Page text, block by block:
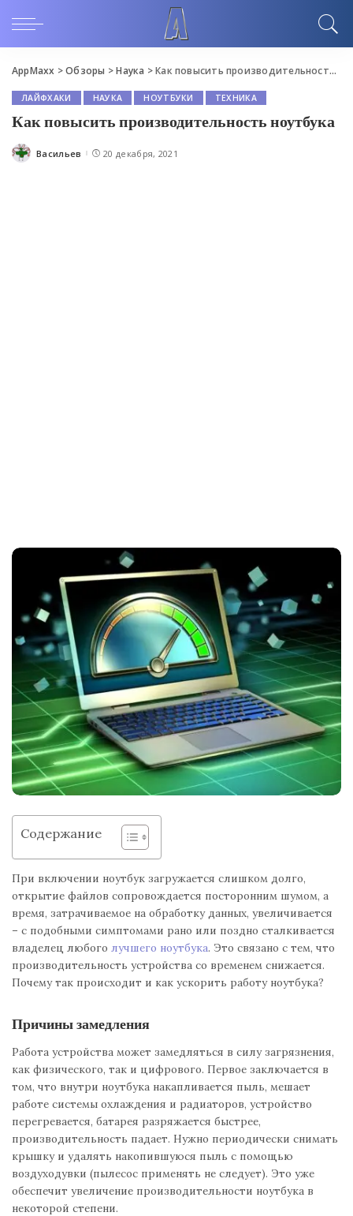
AppMaxx >Обзоры >Наука >Как повысить производительность ноутбука
ЛАЙФХАКИ НАУКА НОУТБУКИ ТЕХНИКА
Как повысить производительность ноутбука
Posted
Васильев 20 декабря, 2021
Содержание
При включении ноутбук загружается слишком долго,
открытие файлов сопровождается посторонним шумом, а
время, затрачиваемое на обработку данных, увеличивается
– с подобными симптомами рано или поздно сталкивается
владелец любого лучшего ноутбука. Это связано с тем, что
производительность устройства со временем снижается.
Почему так происходит и как ускорить работу ноутбука?
Причины замедления
Работа устройства может замедляться в силу загрязнения,
как физического, так и цифрового. Первое заключается в
том, что внутри ноутбука накапливается пыль, мешает
работе системы охлаждения и радиаторов, устройство
перегревается, батарея разряжается быстрее,
производительность падает. Нужно периодически снимать
крышку и удалять накопившуюся пыль с помощью
воздуходувки (пылесос применять не следует). Это уже
обеспечит увеличение производительности ноутбука в
некоторой степени.